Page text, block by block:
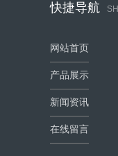
快捷导航
网站首页
产品展示
新闻资讯
在线留言